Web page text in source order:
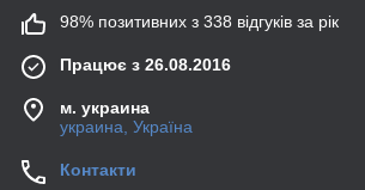
98% позитивних з 338 відгуків за рік
Працює з 26.08.2016
м. украина
украина, Україна
Контакти